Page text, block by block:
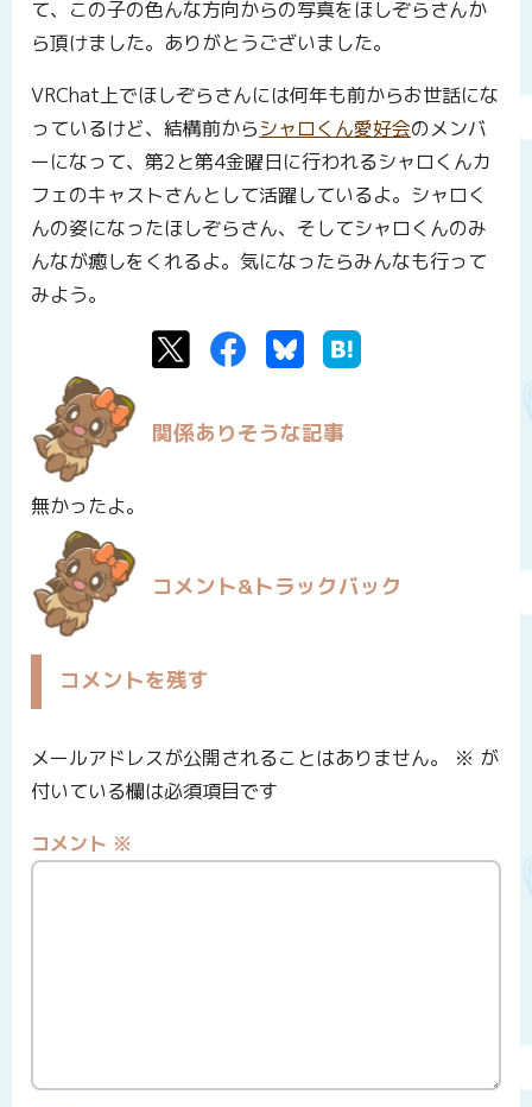
て、この子の色んな方向からの写真をほしぞらさんか
ら頂けました。ありがとうございました。
VRChat上でほしぞらさんには何年も前からお世話にな
っているけど、結構前からシャロくん愛好会のメンバ
ーになって、第2と第4金曜日に行われるシャロくんカ
フェのキャストさんとして活躍しているよ。シャロく
んの姿になったほしぞらさん、そしてシャロくんのみ
んなが癒しをくれるよ。気になったらみんなも行って
みよう。
TwitterFacebookBluesky
関係ありそうな記事
無かったよ。
コメント&トラックバック
コメントを残す
メールアドレスが公開されることはありません。 ※ が
付いている欄は必須項目です
コメント ※